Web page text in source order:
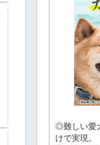
◎難しい愛
けで実現。